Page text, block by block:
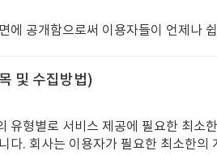
에 공개함으로써 이용자들이 언제나
및 수집방법)
형별로 서비스 제공에 필요한 최소
다. 회사는 이용자가 필요한 최소한